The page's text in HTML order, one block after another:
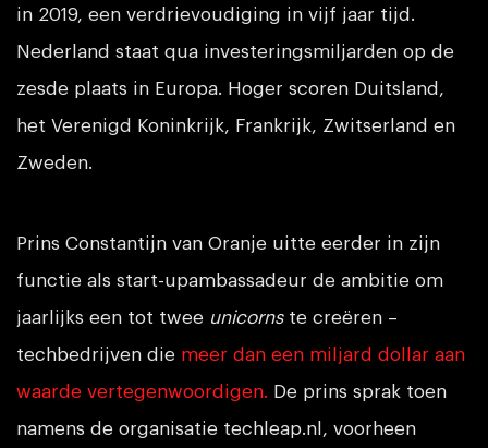
in 2019, een verdrievoudiging in vijf jaar tijd.
Nederland staat qua investeringsmiljarden op de
zesde plaats in Europa. Hoger scoren Duitsland,
het Verenigd Koninkrijk, Frankrijk, Zwitserland en
Zweden.
Prins Constantijn van Oranje uitte eerder in zijn
functie als start-upambassadeur de ambitie om
jaarlijks een tot twee unicornste creëren –
techbedrijven die meer dan een miljard dollar aan
waarde vertegenwoordigen. De prins sprak toen
namens de organisatie techleap.nl, voorheen